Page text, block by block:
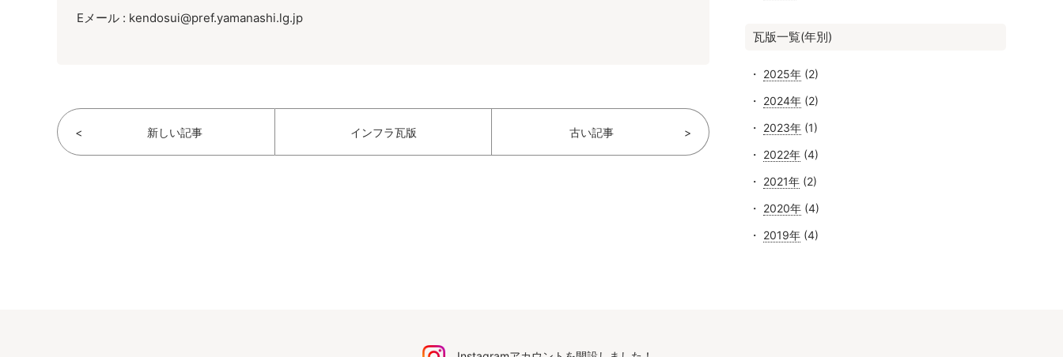
Eメール : kendosui@pref.yamanashi.lg.jp
< 新しい記事 インフラ瓦版 古い記事 >
瓦版一覧(年別)
2025年(2)
2024年(2)
2023年(1)
2022年(4)
2021年(2)
2020年(4)
2019年(4)